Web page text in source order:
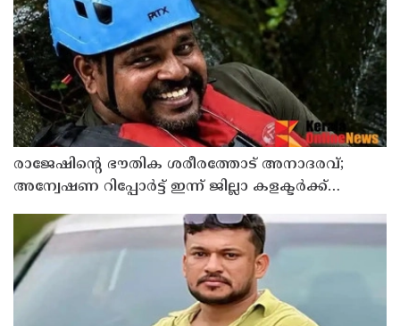
രാജേഷിന്റെ ഭൗതിക ശരീരത്തോട് അനാദരവ്;
അന്വേഷണ റിപ്പോര്‍ട്ട് ഇന്ന് ജില്ലാ കളക്ടര്‍ക്ക്